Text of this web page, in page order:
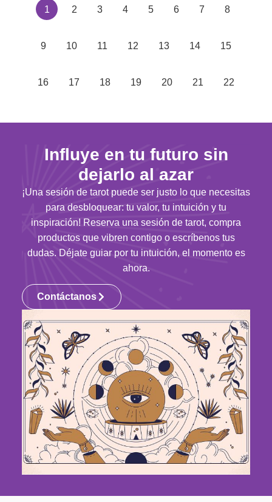
1 2 3 4 5 6 7 8
9 10 11 12 13 14 15
16 17 18 19 20 21 22
Influye en tu futuro sin
dejarlo al azar
¡Una sesión de tarot puede ser justo lo que necesitas
para desbloquear: tu valor, tu intuición y tu
inspiración! Reserva una sesión de tarot, compra
productos que vibren contigo o escríbenos tus
dudas. Déjate guiar por tu intuición, el momento es
ahora.
Contáctanos